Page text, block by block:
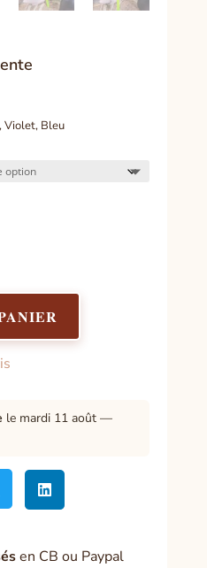
Violet, Bleu
le mardi 11 août —

en CB ou Paypal